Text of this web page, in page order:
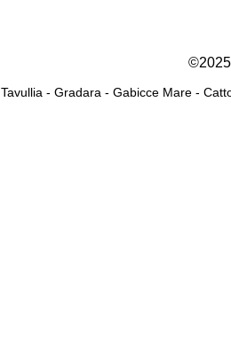
Tavullia - Gradara - Gabicce Mare -